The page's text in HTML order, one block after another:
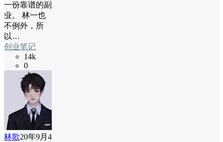
一份靠谱的副
业。 林一也
不例外，所
以…
创业笔记
14k
0
林歌20年9月4